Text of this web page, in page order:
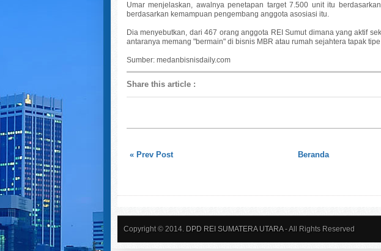
Umar menjelaskan, awalnya penetapan target 7.500 unit itu
berdasarkan kemampuan pengembang anggota asosiasi itu.
Dia menyebutkan, dari 467 orang anggota REI Sumut dimana yang aktif
antaranya memang "bermain" di bisnis MBR atau rumah sejahtera tapak
Sumber: medanbisnisdaily.com
Share this article :
« Prev Post Beranda
Copyright © 2014. DPD REI SUMATERA UTARA- All Rights Reserved